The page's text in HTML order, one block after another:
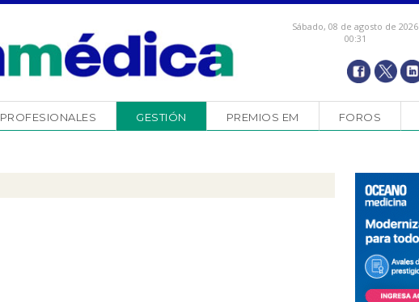
Sábado, 08 de agosto de 2026
00:31
PROFESIONALES GESTIÓN PREMIOS EM FOROS